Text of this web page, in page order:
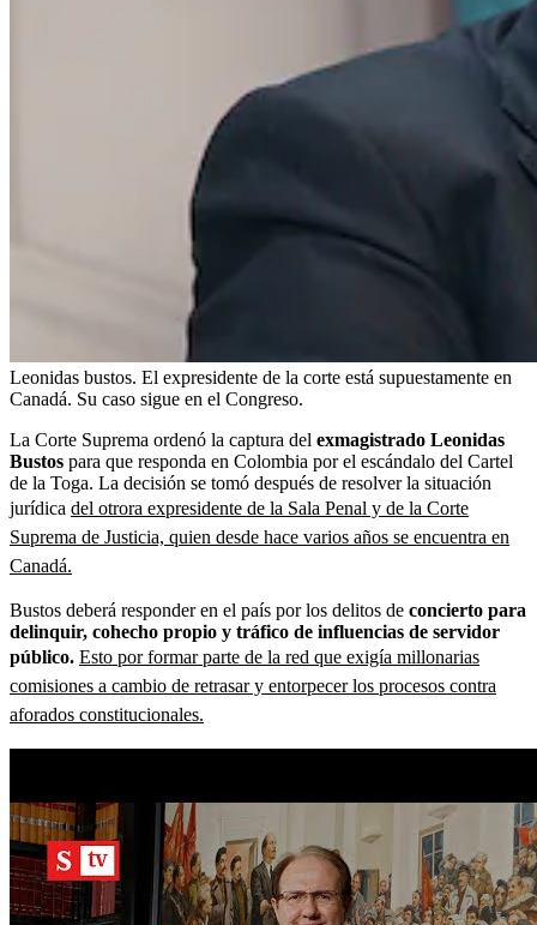
Leonidas bustos. El expresidente de la corte está supuestamente en
Canadá. Su caso sigue en el Congreso.
La Corte Suprema ordenó la captura del exmagistrado Leonidas
Bustos para que responda en Colombia por el escándalo del Cartel
de la Toga. La decisión se tomó después de resolver la situación
jurídica del otrora expresidente de la Sala Penal y de la Corte
Suprema de Justicia, quien desde hace varios años se encuentra en
Canadá.
Bustos deberá responder en el país por los delitos de concierto para
delinquir, cohecho propio y tráfico de influencias de servidor
público. Esto por formar parte de la red que exigía millonarias
comisiones a cambio de retrasar y entorpecer los procesos contra
aforados constitucionales.